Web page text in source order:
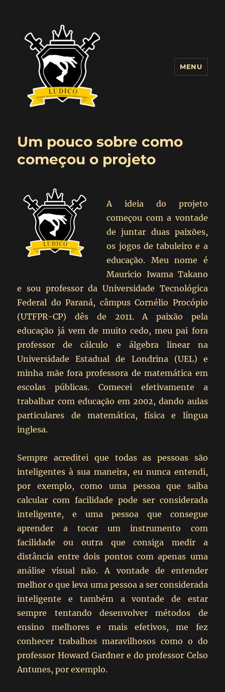
MENU
Um pouco sobre como
começou o projeto
A ideia do projeto
começou com a vontade
de juntar duas paixões,
os jogos de tabuleiro e a
educação. Meu nome é
Mauricio Iwama Takano
e sou professor da Universidade Tecnológica
Federal do Paraná, câmpus Cornélio Procópio
(UTFPR-CP) dês de 2011. A paixão pela
educação já vem de muito cedo, meu pai fora
professor de cálculo e álgebra linear na
Universidade Estadual de Londrina (UEL) e
minha mãe fora professora de matemática em
escolas públicas. Comecei efetivamente a
trabalhar com educação em 2002, dando aulas
particulares de matemática, física e língua
inglesa.
Sempre acreditei que todas as pessoas são
inteligentes à sua maneira, eu nunca entendi,
por exemplo, como uma pessoa que saiba
calcular com facilidade pode ser considerada
inteligente, e uma pessoa que consegue
aprender a tocar um instrumento com
facilidade ou outra que consiga medir a
distância entre dois pontos com apenas uma
análise visual não. A vontade de entender
melhor o que leva uma pessoa a ser considerada
inteligente e também a vontade de estar
sempre tentando desenvolver métodos de
ensino melhores e mais efetivos, me fez
conhecer trabalhos maravilhosos como o do
professor Howard Gardner e do professor Celso
Antunes, por exemplo.